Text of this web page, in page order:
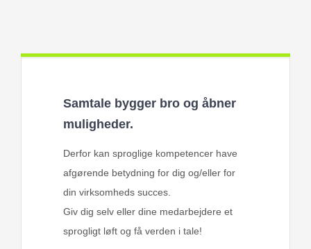
Samtale bygger bro og åbner
muligheder.
Derfor kan sproglige kompetencer have
afgørende betydning for dig og/eller for
din virksomheds succes.
Giv dig selv eller dine medarbejdere et
sprogligt løft og få verden i tale!